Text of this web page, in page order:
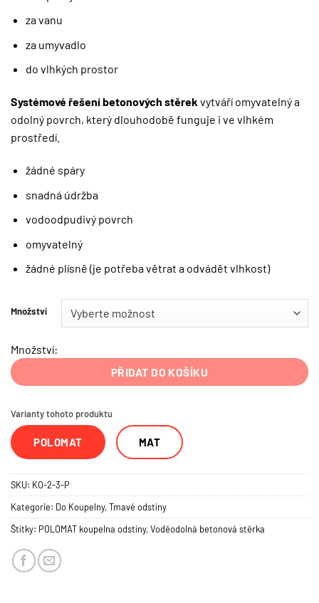
za vanu
za umyvadlo
do vlhkých prostor
Systémové řešení betonových stěrek vytváří omyvatelný a
odolný povrch, který dlouhodobě funguje i ve vlhkém
prostředí.
žádné spáry
snadná údržba
vodoodpudivý povrch
omyvatelný
žádné plísně (je potřeba větrat a odvádět vlhkost)
Množství
Množství:
PŘIDAT DO KOŠÍKU
Varianty tohoto produktu
POLOMAT MAT
SKU: KO-2-3-P
Kategorie: Do Koupelny,Tmavé odstíny
Štítky: POLOMAT koupelna odstíny,Voděodolná betonová stěrka